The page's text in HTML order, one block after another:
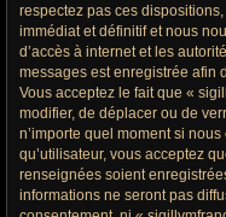
respectez pas ces
immédiat et définitif et nous
d’accès à internet et les
messages est enregistrée afin
Vous acceptez le fait que «
modifier, de déplacer ou de
n’importe quel moment si
qu’utilisateur, vous acceptez
renseignées soient
informations ne seront pas